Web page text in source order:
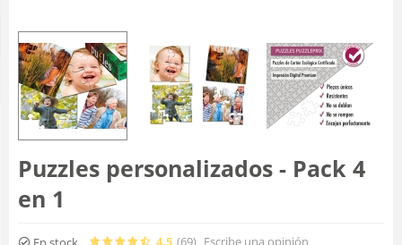
Puzzles personalizados - Pack 4
en 1
4.5 (69) Escribe una opinión